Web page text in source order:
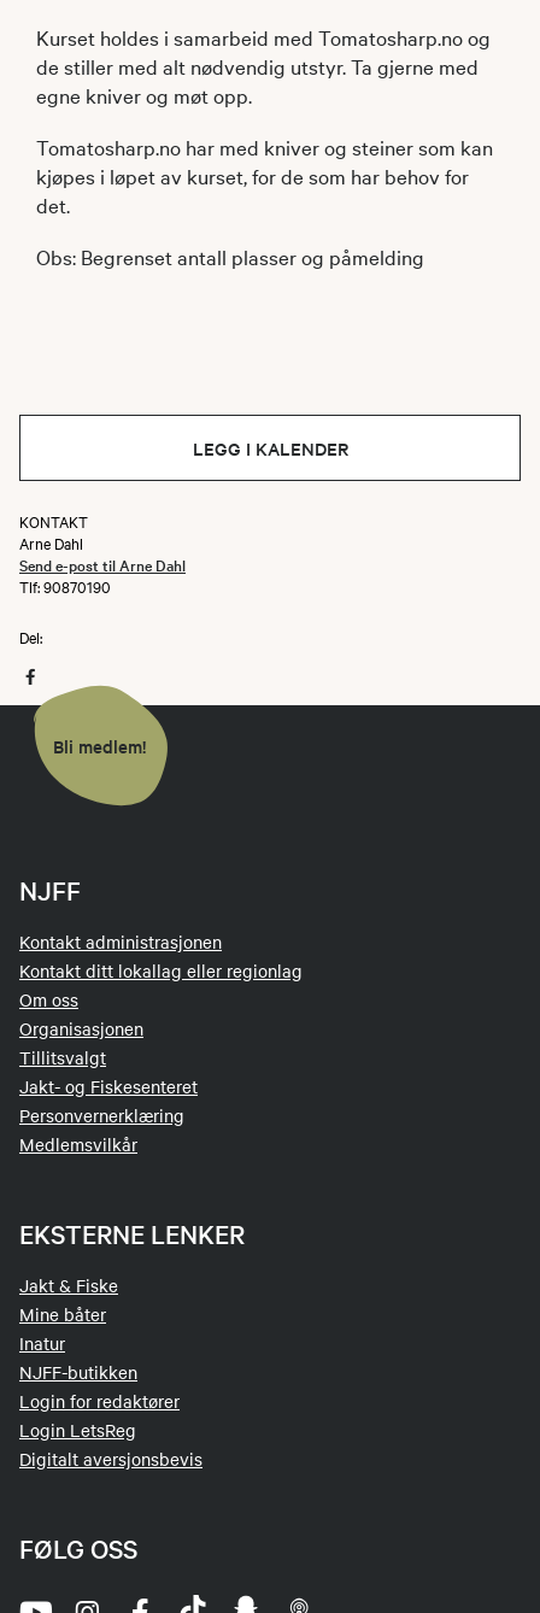
Kurset holdes i samarbeid med Tomatosharp.no og
de stiller med alt nødvendig utstyr. Ta gjerne med
egne kniver og møt opp.
Tomatosharp.no har med kniver og steiner som kan
kjøpes i løpet av kurset, for de som har behov for
det.
Obs: Begrenset antall plasser og påmelding
LEGG I KALENDER
KONTAKT
Arne Dahl
Send e-post til Arne Dahl
Tlf: 90870190
Del:
Bli medlem!
NJFF
Kontakt administrasjonen
Kontakt ditt lokallag eller regionlag
Om oss
Organisasjonen
Tillitsvalgt
Jakt- og Fiskesenteret
Personvernerklæring
Medlemsvilkår
EKSTERNE LENKER
Jakt & Fiske
Mine båter
Inatur
NJFF-butikken
Login for redaktører
Login LetsReg
Digitalt aversjonsbevis
FØLG OSS